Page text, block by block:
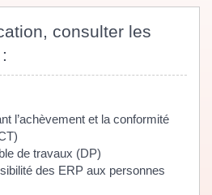
consulter les
l’achèvement et la conformité
de travaux (DP)
des ERP aux personnes